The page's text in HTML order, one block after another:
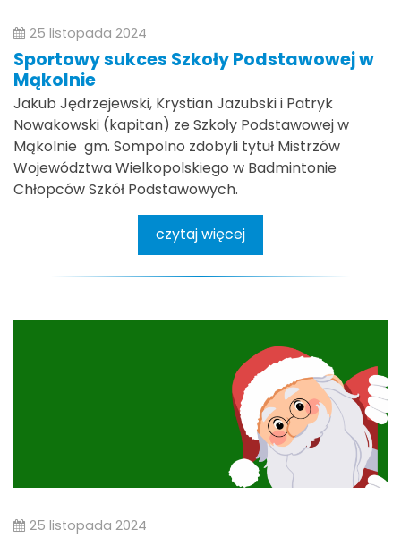
25 listopada 2024
Sportowy sukces Szkoły Podstawowej w
Mąkolnie
Jakub Jędrzejewski, Krystian Jazubski i Patryk
Nowakowski (kapitan) ze Szkoły Podstawowej w
Mąkolnie gm. Sompolno zdobyli tytuł Mistrzów
Województwa Wielkopolskiego w Badmintonie
Chłopców Szkół Podstawowych.
czytaj więcej
25 listopada 2024